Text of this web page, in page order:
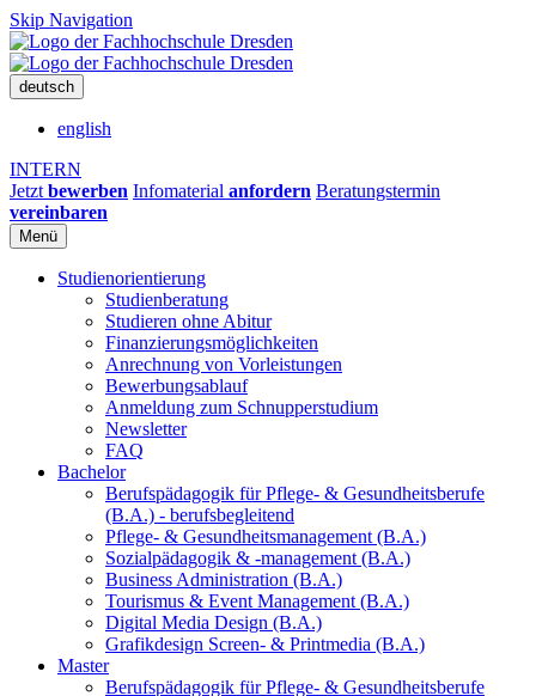
Skip Navigation
deutsch
english
INTERN
Jetzt bewerben Infomaterial anfordern Beratungstermin
vereinbaren
Menü
Studienorientierung
Studienberatung
Studieren ohne Abitur
Finanzierungsmöglichkeiten
Anrechnung von Vorleistungen
Bewerbungsablauf
Anmeldung zum Schnupperstudium
Newsletter
FAQ
Bachelor
Berufspädagogik für Pflege- & Gesundheitsberufe
(B.A.) - berufsbegleitend
Pflege- & Gesundheitsmanagement (B.A.)
Sozialpädagogik & -management (B.A.)
Business Administration (B.A.)
Tourismus & Event Management (B.A.)
Digital Media Design (B.A.)
Grafikdesign Screen- & Printmedia (B.A.)
Master
Berufspädagogik für Pflege- & Gesundheitsberufe